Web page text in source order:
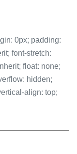
0px; padding:
font-stretch:
float: none;
hidden;
align: top;